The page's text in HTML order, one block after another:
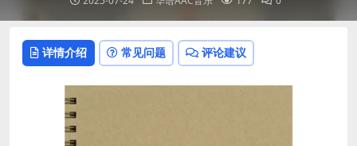
详情介绍 常见问题 评论建议